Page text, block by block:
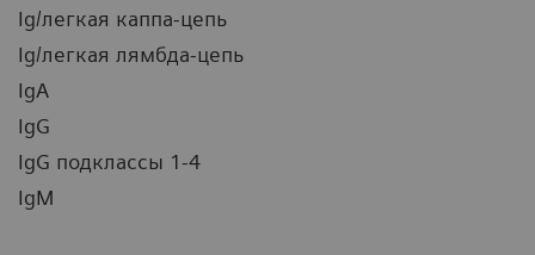
Ig/легкая каппа-цепь
Ig/легкая лямбда-цепь
IgA
IgG
IgG подклассы 1-4
IgM